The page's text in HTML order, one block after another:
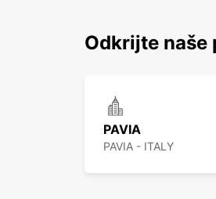
Odkrijte naše
PAVIA
PAVIA - ITALY